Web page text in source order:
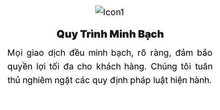
Quy Trình Minh Bạch
Mọi giao dịch đều minh bạch, rõ ràng, đảm bảo
quyền lợi tối đa cho khách hàng. Chúng tôi tuân
thủ nghiêm ngặt các quy định pháp luật hiện hành.